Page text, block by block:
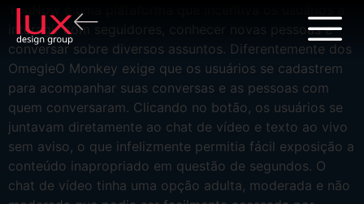
YouNow é uma plataforma que incentiva os usuários a
interagir com seguidores, conhecer novas pessoas e
conversar sobre diversos assuntos. Diferentemente dos
OmegleO Monkey exige que os usuários se cadastrem
para acompanhar suas conversas e as pessoas com
quem conversaram. Clicando no botão, os usuários se
juntavam diretamente ao chat de vídeo e texto ao vivo
sem aviso, o que infelizmente permitia fácil exposição a
conteúdo inapropriado em questão de segundos. O
chat de vídeo tinha uma opção adulta, moderada e não